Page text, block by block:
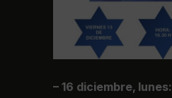
– 16 diciembre, lunes: